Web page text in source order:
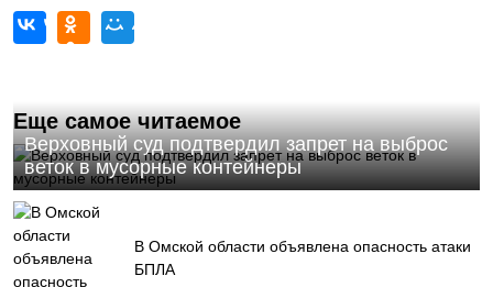
Еще самое читаемое
Верховный суд подтвердил запрет на выброс
веток в мусорные контейнеры
В Омской области объявлена опасность атаки
БПЛА